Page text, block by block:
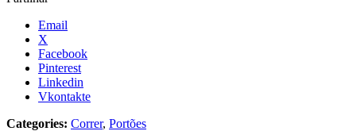
Email
X
Facebook
Pinterest
Linkedin
Vkontakte
Categories: Correr, Portões